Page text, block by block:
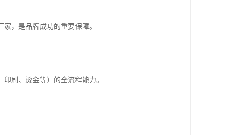
，是品牌成功的重要保障。
刷、烫金等）的全流程能力。